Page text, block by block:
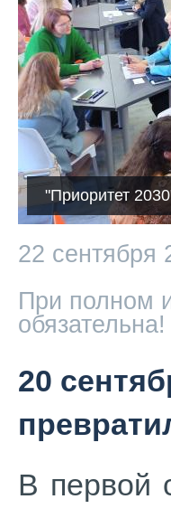
"Приоритет
22 сентября
При полном
обязательна!
20
В первой